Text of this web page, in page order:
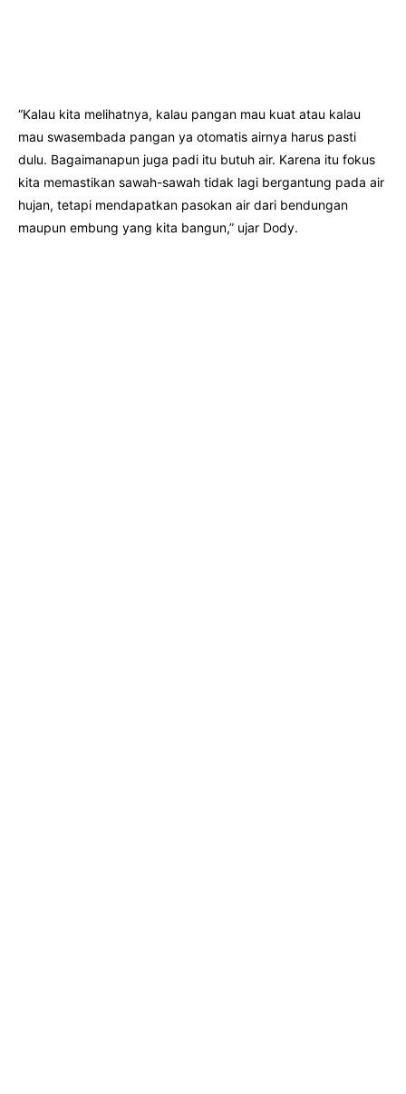
“Kalau kita melihatnya, kalau pangan mau kuat atau kalau
mau swasembada pangan ya otomatis airnya harus pasti
dulu. Bagaimanapun juga padi itu butuh air. Karena itu fokus
kita memastikan sawah-sawah tidak lagi bergantung pada air
hujan, tetapi mendapatkan pasokan air dari bendungan
maupun embung yang kita bangun,” ujar Dody.